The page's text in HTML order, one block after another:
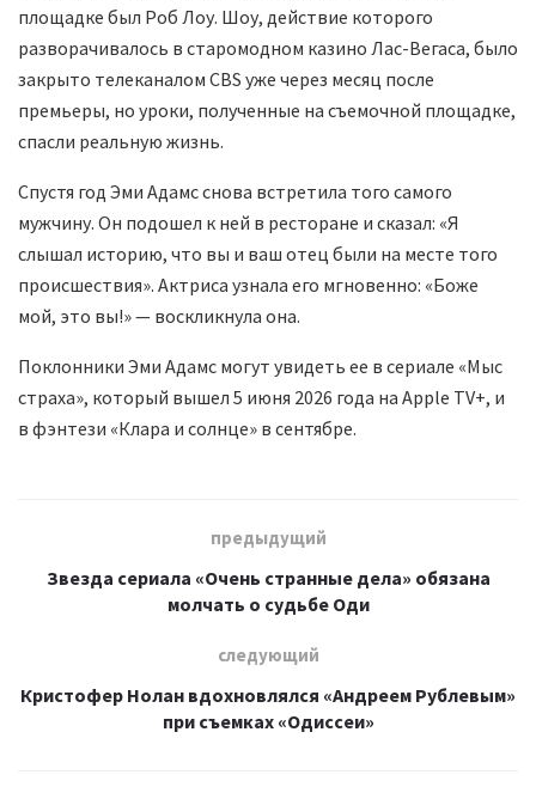
площадке был Роб Лоу. Шоу, действие которого
разворачивалось в старомодном казино Лас-Вегаса, было
закрыто телеканалом CBS уже через месяц после
премьеры, но уроки, полученные на съемочной площадке,
спасли реальную жизнь.
Спустя год Эми Адамс снова встретила того самого
мужчину. Он подошел к ней в ресторане и сказал: «Я
слышал историю, что вы и ваш отец были на месте того
происшествия». Актриса узнала его мгновенно: «Боже
мой, это вы!» — воскликнула она.
Поклонники Эми Адамс могут увидеть ее в сериале «Мыс
страха», который вышел 5 июня 2026 года на Apple TV+, и
в фэнтези «Клара и солнце» в сентябре.
предыдущий
Звезда сериала «Очень странные дела» обязана
молчать о судьбе Оди
следующий
Кристофер Нолан вдохновлялся «Андреем Рублевым»
при съемках «Одиссеи»